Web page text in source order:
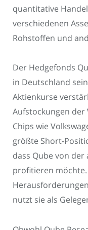
quantitative
verschiedenen
Rohstoffen und
Der Hedgefonds
in Deutschland
Aktienkurse
Aufstockungen der
Chips wie
größte Short-
dass Qube von
profitieren
nutzt sie als